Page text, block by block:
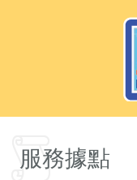
服務據點